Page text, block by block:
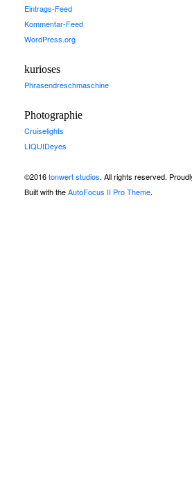
Eintrags-Feed
Kommentar-Feed
WordPress.org
kurioses
Phrasendreschmaschine
Photographie
Cruiselights
LIQUIDeyes
©2016tonwert studios. All rights reserved.
Built with theAutoFocus II Pro Theme.